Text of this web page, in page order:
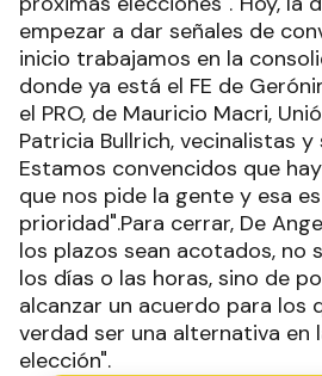
empezar a dar señales de
inicio trabajamos en la
donde ya está el FE de
el PRO, de Mauricio Macri,
Patricia Bullrich, vecinalistas
Estamos convencidos que
que nos pide la gente y esa
prioridad".Para cerrar, De
los plazos sean acotados, no
los días o las horas, sino de
alcanzar un acuerdo para los
verdad ser una alternativa en
elección".